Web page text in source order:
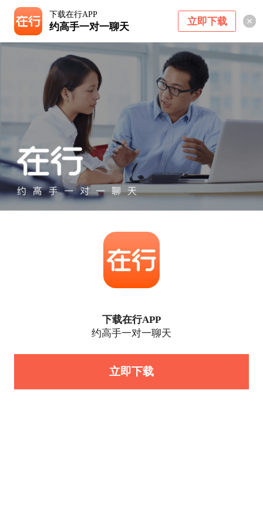
下载在行APP
约高手一对一聊天 立即下载
下载在行APP
约高手一对一聊天
立即下载